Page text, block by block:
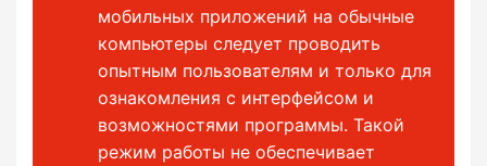
мобильных приложений на обычные
компьютеры следует проводить
опытным пользователям и только для
ознакомления с интерфейсом и
возможностями программы. Такой
режим работы не обеспечивает